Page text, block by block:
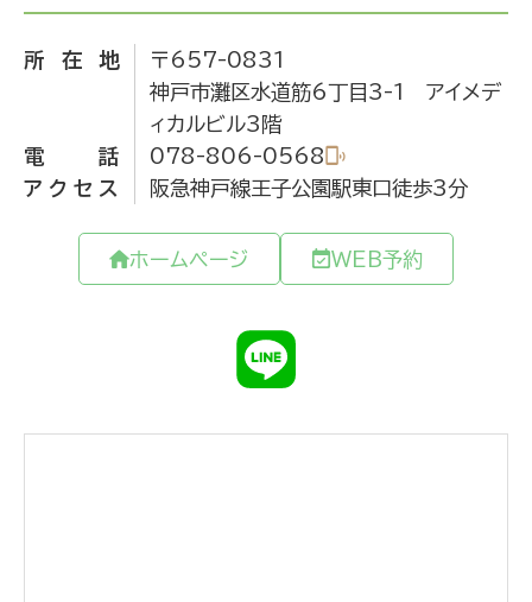
所在地
〒657-0831
神戸市灘区水道筋6丁目3-1 アイメデ
ィカルビル3階
電話
078-806-0568
アクセス
阪急神戸線王子公園駅東口徒歩3分
ホームページ WEB予約